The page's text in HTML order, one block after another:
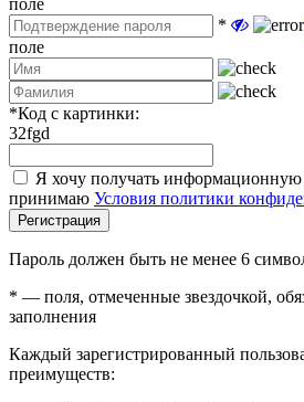
поле
*
поле
*Код с картинки:
32fgd
Я хочу получать информационную
принимаю Условия политики
Регистрация
Пароль должен быть не менее 6
* — поля, отмеченные звездочкой,
заполнения
Каждый зарегистрированный
преимуществ: